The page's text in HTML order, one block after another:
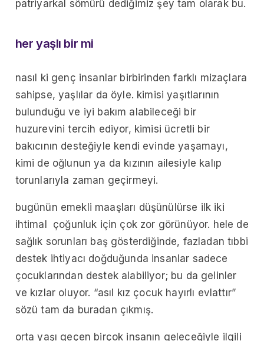
patriyarkal sömürü dediğimiz şey tam olarak bu.
her yaşlı bir mi
nasıl ki genç insanlar birbirinden farklı mizaçlara
sahipse, yaşlılar da öyle. kimisi yaşıtlarının
bulunduğu ve iyi bakım alabileceği bir
huzurevini tercih ediyor, kimisi ücretli bir
bakıcının desteğiyle kendi evinde yaşamayı,
kimi de oğlunun ya da kızının ailesiyle kalıp
torunlarıyla zaman geçirmeyi.
bugünün emekli maaşları düşünülürse ilk iki
ihtimal çoğunluk için çok zor görünüyor. hele de
sağlık sorunları baş gösterdiğinde, fazladan tıbbi
destek ihtiyacı doğduğunda insanlar sadece
çocuklarından destek alabiliyor; bu da gelinler
ve kızlar oluyor. “asıl kız çocuk hayırlı evlattır”
sözü tam da buradan çıkmış.
orta yaşı geçen birçok insanın geleceğiyle ilgili